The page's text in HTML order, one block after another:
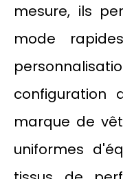
mesure, ils
mode
configuration
marque de
uniformes